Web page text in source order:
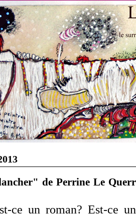
de Perrine Le
ce un roman? Est-ce